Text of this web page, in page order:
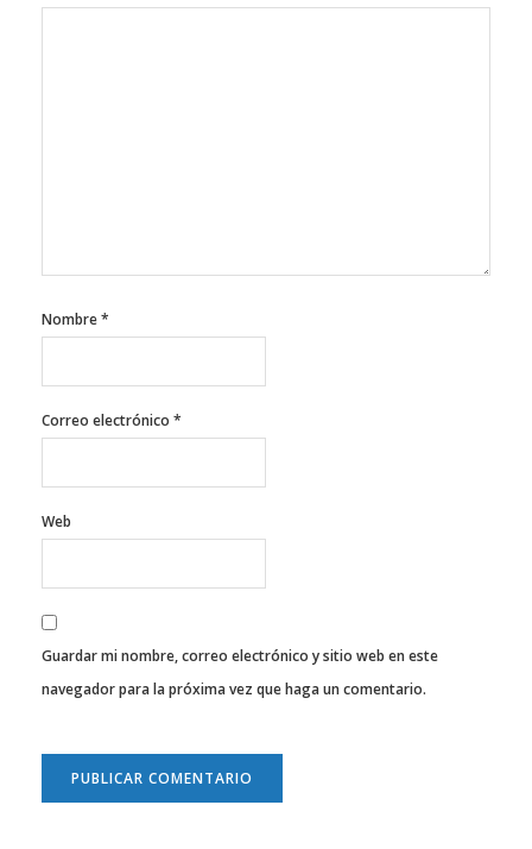
Nombre*
Correo electrónico *
Web
Guardar mi nombre, correo electrónico y sitio web en este
navegador para la próxima vez que haga un comentario.